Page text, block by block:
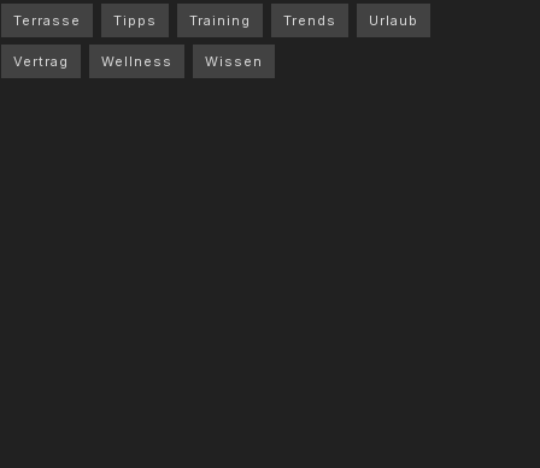
Terrasse Tipps Training Trends Urlaub
Vertrag Wellness Wissen